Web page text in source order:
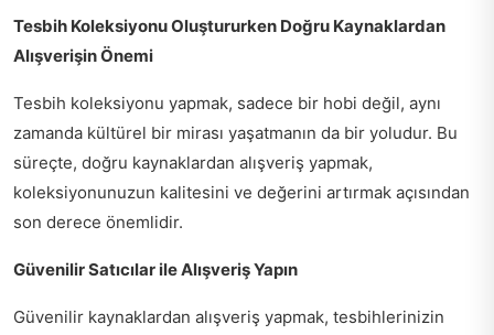
Tesbih Koleksiyonu Oluştururken Doğru Kaynaklardan
Alışverişin Önemi
Tesbih koleksiyonu yapmak, sadece bir hobi değil, aynı
zamanda kültürel bir mirası yaşatmanın da bir yoludur. Bu
süreçte, doğru kaynaklardan alışveriş yapmak,
koleksiyonunuzun kalitesini ve değerini artırmak açısından
son derece önemlidir.
Güvenilir Satıcılar ile Alışveriş Yapın
Güvenilir kaynaklardan alışveriş yapmak, tesbihlerinizin